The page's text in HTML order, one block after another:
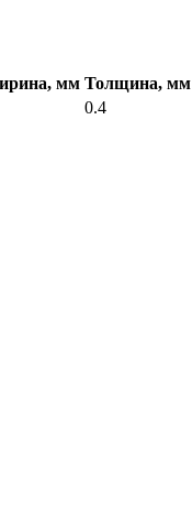
мм Толщина, мм
0.4